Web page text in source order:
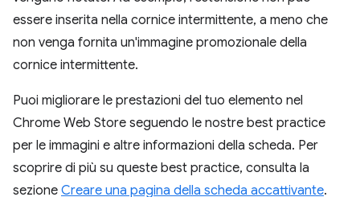
essere inserita nella cornice intermittente, a meno che
non venga fornita un'immagine promozionale della
cornice intermittente.
Puoi migliorare le prestazioni del tuo elemento nel
Chrome Web Store seguendo le nostre best practice
per le immagini e altre informazioni della scheda. Per
scoprire di più su queste best practice, consulta la
sezione Creare una pagina della scheda accattivante.